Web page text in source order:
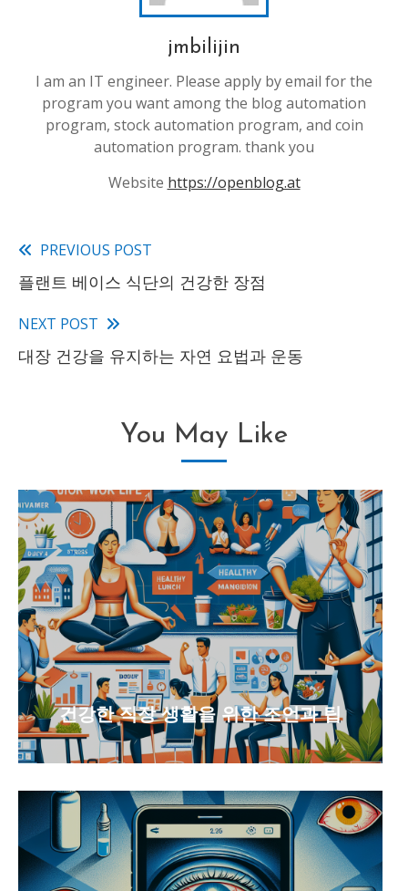
jmbilijin
I am an IT engineer. Please apply by email for the
program you want among the blog automation
program, stock automation program, and coin
automation program. thank you
Website https://openblog.at
Read
more
articles
PREVIOUS POST
플랜트 베이스 식단의 건강한 장점
NEXT POST
대장 건강을 유지하는 자연 요법과 운동
You May Like
건강한 직장 생활을 위한 조언과 팁